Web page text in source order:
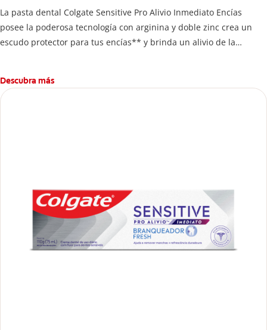
La pasta dental Colgate Sensitive Pro Alivio Inmediato Encías
posee la poderosa tecnología con arginina y doble zinc crea un
escudo protector para tus encías** y brinda un alivio de la
Descubra más